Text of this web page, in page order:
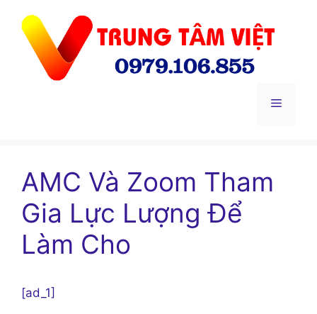
Menu
AMC Và Zoom Tham
Gia Lực Lượng Để
Làm Cho
[ad_1]